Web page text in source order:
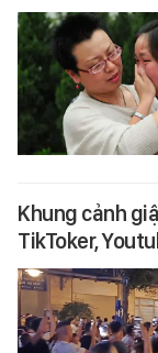
Khung cảnh
TikToker,